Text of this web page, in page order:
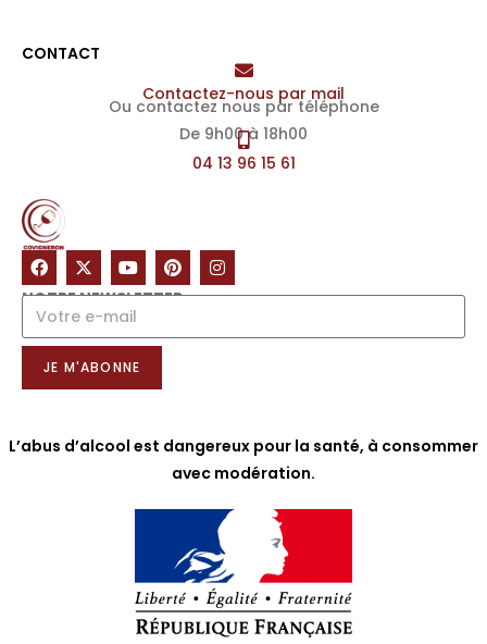
NOTRE NEWSLETTER
JE M'ABONNE
CONTACT
Contactez-nous par mail
Ou contactez nous par téléphone
De 9h00 à 18h00
04 13 96 15 61
L’abus d’alcool est dangereux pour la santé, à consommer
avec modération.